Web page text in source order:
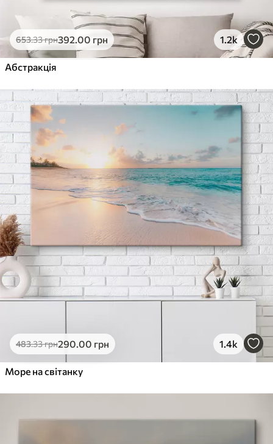
653.33грн392.00 грн 1.2k
Абстракція
483.33грн290.00 грн 1.4k
Море на світанку